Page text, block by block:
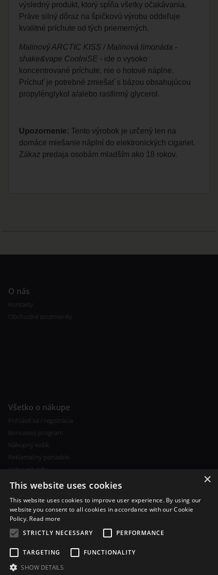
výsledný produkt, ktorý spĺňa všetky očakávania.
Práve silný dôraz na špičkovú výrobu oddeľuje
kvalitné príchute od tých priemerných.
Malinový ARCTIC KISS / Malinová limonáda -
shake&vape CoolniSE - ide o vysoko
koncentrované príchute, nie o hotové náplne.
Príchuť je potrebné zmiešať s bázou obsahujúcou
propylénglykol a/alebo rastlinný glycerol.
Upozornenie: Tento výrobok je určený len na
domáce miešanie náplní do elektronických cigariet.
Zákaz predaja osobám mladším ako 18 rokov.
O nás
Kontakty
Obchodné podmienky
Všetko o nákupe
Prihlásiť sa / registrácia
Bonusový program
Nákupný košík
Reklamačný poriadok
Video návody
Ďalšie informácie
Ceny poštovného a spôsobu
Vlastní míchání liquidu
×
This website uses cookies
This website uses cookies to improve user experience. By using our
website you consent to all cookies in accordance with our Cookie
Policy. Read more
STRICTLY NECESSARY
PERFORMANCE
TARGETING
FUNCTIONALITY
SHOW DETAILS